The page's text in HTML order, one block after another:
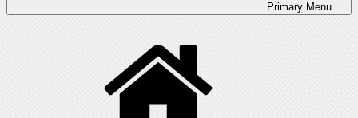
Primary Menu